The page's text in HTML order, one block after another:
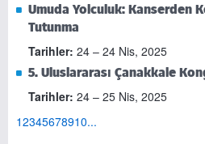
Umuda Yolculuk: Kanserden
Tutunma
Tarihler: 24 – 24 Nis, 2025
5. Uluslararası Çanakkale
Tarihler: 24 – 25 Nis, 2025
12345678910...